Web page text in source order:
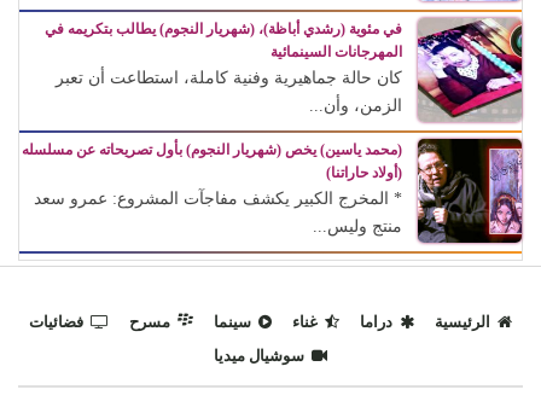
في مئوية (رشدي أباظة)، (شهريار النجوم) يطالب بتكريمه في
المهرجانات السينمائية
كان حالة جماهيرية وفنية كاملة، استطاعت أن تعبر
الزمن، وأن...
(محمد ياسين) يخص (شهريار النجوم) بأول تصريحاته عن مسلسله
(أولاد حاراتنا)
* المخرج الكبير يكشف مفاجآت المشروع: عمرو سعد
منتج وليس...
الرئيسية دراما غناء سينما مسرح
فضائيات
سوشيال ميديا